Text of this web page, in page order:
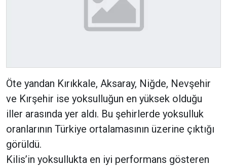
Öte yandan Kırıkkale, Aksaray, Niğde, Nevşehir
ve Kırşehir ise yoksulluğun en yüksek olduğu
iller arasında yer aldı. Bu şehirlerde yoksulluk
oranlarının Türkiye ortalamasının üzerine çıktığı
görüldü.
Kilis’in yoksullukta en iyi performans gösteren